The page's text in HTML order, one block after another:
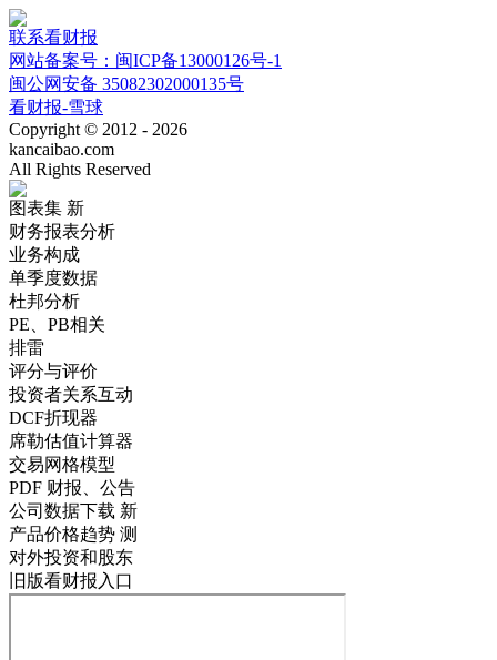
联系看财报
网站备案号：闽ICP备13000126号-1
闽公网安备 35082302000135号
看财报-雪球
Copyright © 2012 - 2026
kancaibao.com
All Rights Reserved
图表集 新
财务报表分析
业务构成
单季度数据
杜邦分析
PE、PB相关
排雷
评分与评价
投资者关系互动
DCF折现器
席勒估值计算器
交易网格模型
PDF 财报、公告
公司数据下载 新
产品价格趋势 测
对外投资和股东
旧版看财报入口